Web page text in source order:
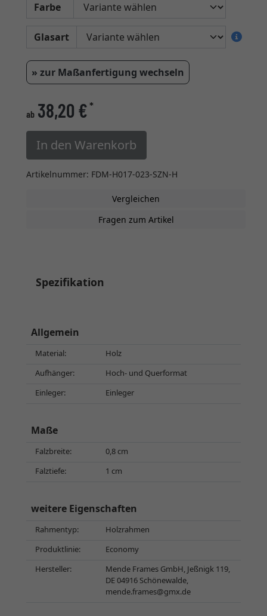
Farbe
Glasart
» zur Maßanfertigung wechseln
ab 38,20 €*
In den Warenkorb
Artikelnummer: FDM-H017-023-SZN-H
Vergleichen
Fragen zum Artikel
Spezifikation
Allgemein
Material:
Holz
Aufhänger:
Hoch- und Querformat
Einleger:
Einleger
Maße
Falzbreite:
0,8 cm
Falztiefe:
1 cm
weitere Eigenschaften
Rahmentyp:
Holzrahmen
Produktlinie:
Economy
Hersteller:
Mende Frames GmbH, Jeßnigk 119,
DE 04916 Schönewalde,
mende.frames@gmx.de